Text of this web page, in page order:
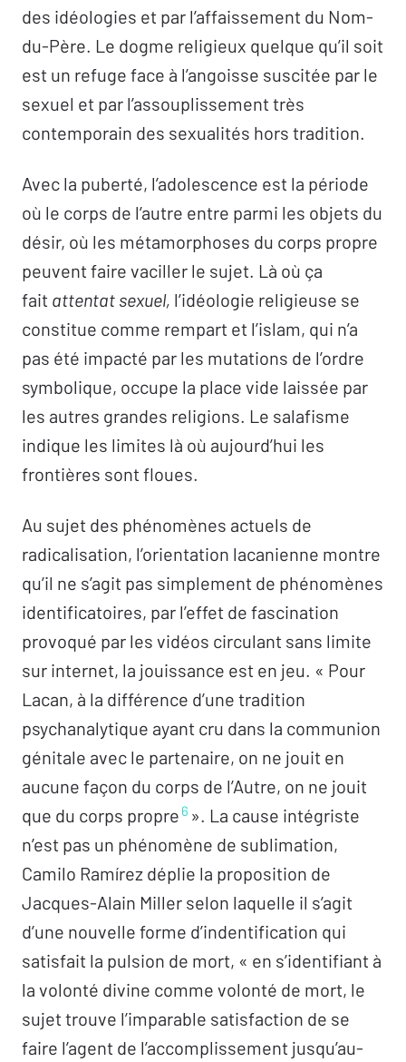
des idéologies et par l’affaissement du Nom-
du-Père. Le dogme religieux quelque qu’il soit
est un refuge face à l’angoisse suscitée par le
sexuel et par l’assouplissement très
contemporain des sexualités hors tradition.
Avec la puberté, l’adolescence est la période
où le corps de l’autre entre parmi les objets du
désir, où les métamorphoses du corps propre
peuvent faire vaciller le sujet. Là où ça
fait attentat sexuel, l’idéologie religieuse se
constitue comme rempart et l’islam, qui n’a
pas été impacté par les mutations de l’ordre
symbolique, occupe la place vide laissée par
les autres grandes religions. Le salafisme
indique les limites là où aujourd’hui les
frontières sont floues.
Au sujet des phénomènes actuels de
radicalisation, l’orientation lacanienne montre
qu’il ne s’agit pas simplement de phénomènes
identificatoires, par l’effet de fascination
provoqué par les vidéos circulant sans limite
sur internet, la jouissance est en jeu. « Pour
Lacan, à la différence d’une tradition
psychanalytique ayant cru dans la communion
génitale avec le partenaire, on ne jouit en
aucune façon du corps de l’Autre, on ne jouit
que du corps propre 6 ». La cause intégriste
n’est pas un phénomène de sublimation,
Camilo Ramírez déplie la proposition de
Jacques-Alain Miller selon laquelle il s’agit
d’une nouvelle forme d’indentification qui
satisfait la pulsion de mort, « en s’identifiant à
la volonté divine comme volonté de mort, le
sujet trouve l’imparable satisfaction de se
faire l’agent de l’accomplissement jusqu’au-